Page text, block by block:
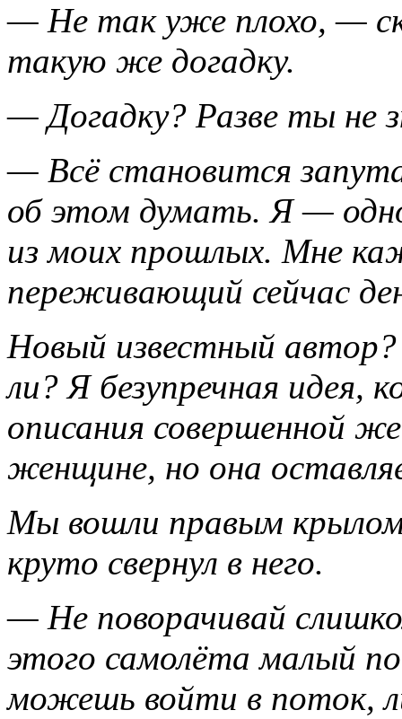
— Не так уже плохо, —
такую же догадку.
— Догадку? Разве ты не
— Всё становится
об этом думать. Я —
из моих прошлых. Мне
переживающий сейчас
Новый известный
ли? Я безупречная идея,
описания совершенной
женщине, но она
Мы вошли правым
круто свернул в него.
— Не поворачивай
этого самолёта малый
можешь войти в поток,